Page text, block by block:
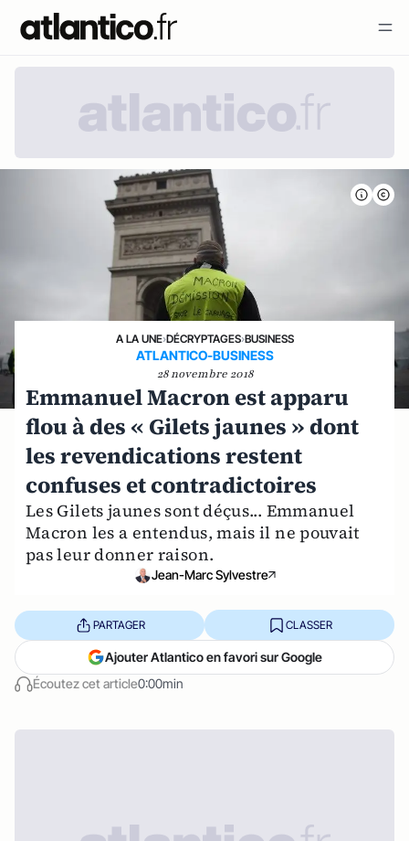
A LA UNE›DÉCRYPTAGES›BUSINESS
ATLANTICO-BUSINESS
28 novembre 2018
Emmanuel Macron est apparu
flou à des « Gilets jaunes » dont
les revendications restent
confuses et contradictoires
Les Gilets jaunes sont déçus... Emmanuel
Macron les a entendus, mais il ne pouvait
pas leur donner raison.
Jean-Marc Sylvestre
Écoutez cet article0:00min
PARTAGER CLASSER
Ajouter Atlantico en favori sur Google